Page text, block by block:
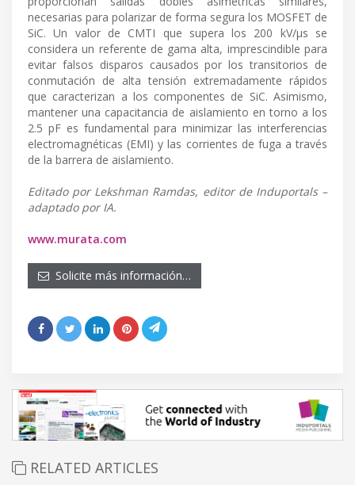
necesarias para polarizar de forma segura los MOSFET de
SiC. Un valor de CMTI que supera los 200 kV/µs se
considera un referente de gama alta, imprescindible para
evitar falsos disparos causados por los transitorios de
conmutación de alta tensión extremadamente rápidos
que caracterizan a los componentes de SiC. Asimismo,
mantener una capacitancia de aislamiento en torno a los
2.5 pF es fundamental para minimizar las interferencias
electromagnéticas (EMI) y las corrientes de fuga a través
de la barrera de aislamiento.
Editado por Lekshman Ramdas, editor de Induportals –
adaptado por IA.
www.murata.com
Solicite más información…
RELATED ARTICLES